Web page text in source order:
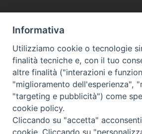
DIOCESI SUBURBICARIA
Contatti:Tel.: 06.93268401 -
E-mail:
Orari: dal Lunedì al Venerdì
Lunedì, Mercoledì e Venerdì,
Informativa
Utilizziamo cookie o tecnologie
finalità tecniche e, con il tuo
altre finalità ("interazioni e
"miglioramento dell'esperienza",
"targeting e pubblicità") come
cookie policy.
Cliccando su "accetta"